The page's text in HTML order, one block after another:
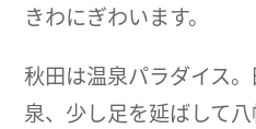
きわにぎわいます。
秋田は温泉パラダイス
泉、少し足を延ばして